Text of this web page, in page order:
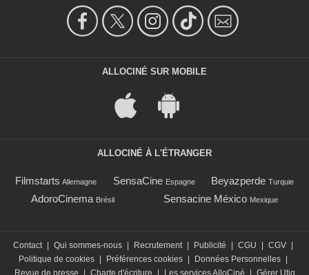
ALLOCINÉ SUR MOBILE
ALLOCINÉ À L'ÉTRANGER
Filmstarts Allemagne SensaCine Espagne Beyazperde Turquie
AdoroCinema Brésil Sensacine México Mexique
Contact | Qui sommes-nous | Recrutement | Publicité | CGU | CGV |
Politique de cookies | Préférences cookies | Données Personnelles |
Revue de presse
| Charte d'écriture | Les services AlloCiné | Gérer Utiq